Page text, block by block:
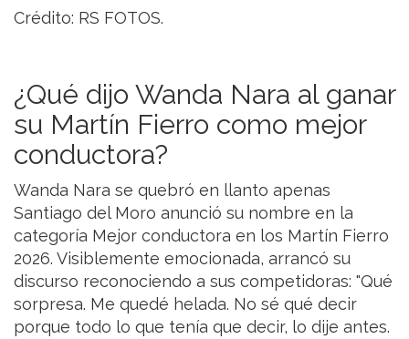
Crédito: RS FOTOS.
¿Qué dijo Wanda Nara al ganar
su Martín Fierro como mejor
conductora?
Wanda Nara se quebró en llanto apenas
Santiago del Moro anunció su nombre en la
categoría Mejor conductora en los Martín Fierro
2026. Visiblemente emocionada, arrancó su
discurso reconociendo a sus competidoras: "Qué
sorpresa. Me quedé helada. No sé qué decir
porque todo lo que tenía que decir, lo dije antes.